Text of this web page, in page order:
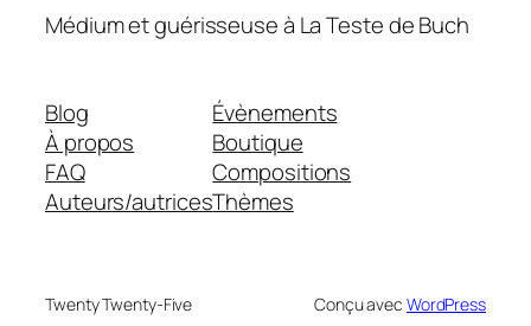
Médium et guérisseuse à La Teste de Buch
Blog
À propos
FAQ
Auteurs/autrices
Évènements
Boutique
Compositions
Thèmes
Twenty Twenty-Five Conçu avec WordPress